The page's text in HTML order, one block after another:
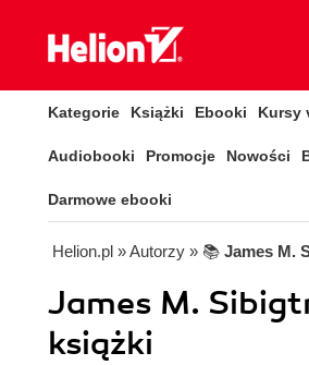
Kategorie Książki Ebooki Kursy
Audiobooki Promocje Nowości
Darmowe ebooki
Helion.pl » Autorzy » 📚 James M.
James M.
książki